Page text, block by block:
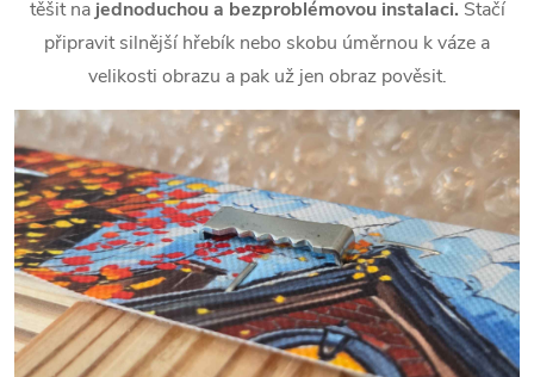
těšit na jednoduchou a bezproblémovou instalaci. Stačí
připravit silnější hřebík nebo skobu úměrnou k váze a
velikosti obrazu a pak už jen obraz pověsit.